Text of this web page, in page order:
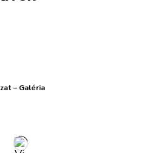
– Galéria